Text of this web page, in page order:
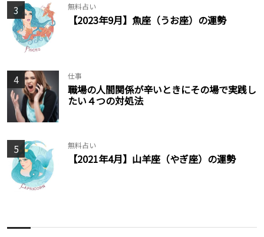
3 無料占い
【2023年9月】魚座（うお座）の運勢
4 仕事
職場の人間関係が辛いときにその場で実践し
たい４つの対処法
5 無料占い
【2021年4月】山羊座（やぎ座）の運勢